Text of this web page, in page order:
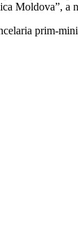
Moldova”, a
prim-